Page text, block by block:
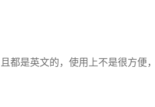
是英文的，使用上不是很方便